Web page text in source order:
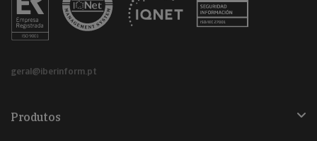
geral@iberinform.pt
Produtos